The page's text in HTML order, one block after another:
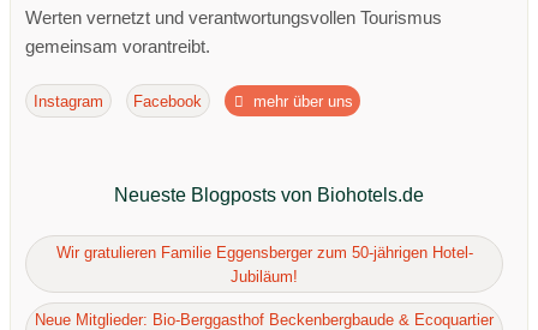
Werten vernetzt und verantwortungsvollen Tourismus
gemeinsam vorantreibt.
Instagram Facebook mehr über uns
Neueste Blogposts von Biohotels.de
Wir gratulieren Familie Eggensberger zum 50-jährigen Hotel-
Jubiläum!
Neue Mitglieder: Bio-Berggasthof Beckenbergbaude & Ecoquartier